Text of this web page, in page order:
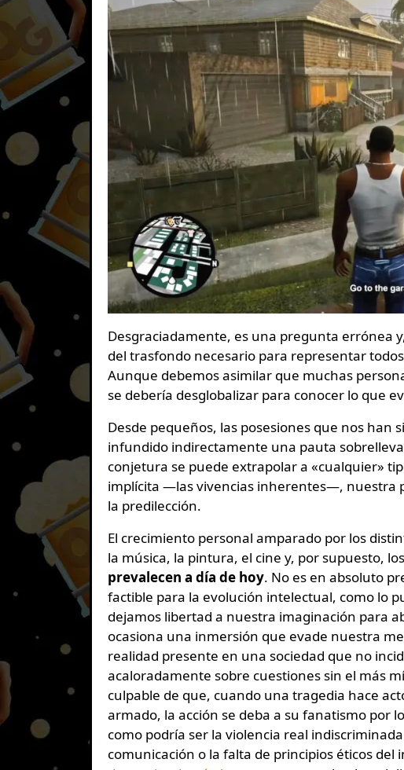
Desgraciadamente, es una pregunta errónea
del trasfondo necesario para representar
Aunque debemos asimilar que muchas
se debería desglobalizar para conocer lo que
Desde pequeños, las posesiones que nos
infundido indirectamente una pauta
conjetura se puede extrapolar a «cualquier»
implícita —las vivencias inherentes—, nuestra
la predilección.
El crecimiento personal amparado por los
la música, la pintura, el cine y, por supuesto,
prevalecen a día de hoy. No es en absoluto
factible para la evolución intelectual, como lo
dejamos libertad a nuestra imaginación para
ocasiona una inmersión que evade nuestra
realidad presente en una sociedad que no
acaloradamente sobre cuestiones sin el más
culpable de que, cuando una tragedia hace
armado, la acción se deba a su fanatismo por
como podría ser la violencia real
comunicación o la falta de principios éticos